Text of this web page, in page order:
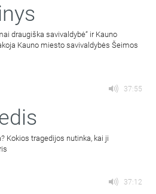
draugiška savivaldybė“ ir Kauno
Kauno miesto savivaldybės Šeimos
37:55
Kokios tragedijos nutinka, kai ji
37:12